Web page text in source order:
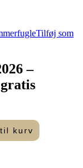
Tilføj som
–
kurv